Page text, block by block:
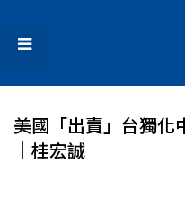
美國「出賣」台獨化
│桂宏誠